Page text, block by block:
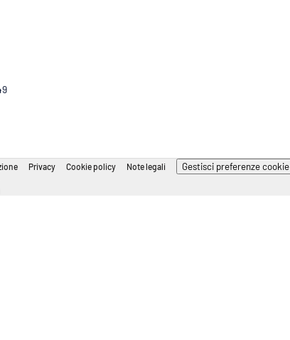
Privacy Cookie policy Note legali Gestisci preferenze cookie